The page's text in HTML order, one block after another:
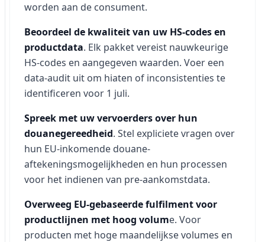
worden aan de consument.
Beoordeel de kwaliteit van uw HS-codes en
productdata. Elk pakket vereist nauwkeurige
HS-codes en aangegeven waarden. Voer een
data-audit uit om hiaten of inconsistenties te
identificeren voor 1 juli.
Spreek met uw vervoerders over hun
douanegereedheid. Stel expliciete vragen over
hun EU-inkomende douane-
aftekeningsmogelijkheden en hun processen
voor het indienen van pre-aankomstdata.
Overweeg EU-gebaseerde fulfilment voor
productlijnen met hoog volume. Voor
producten met hoge maandelijkse volumes en